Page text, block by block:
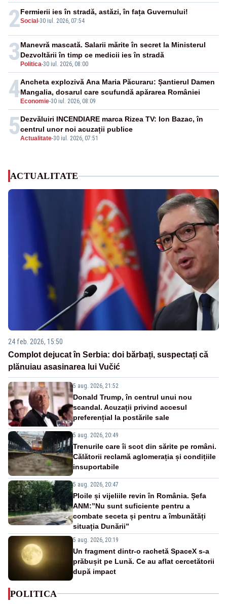
2Social -30 iul. 2026, 07:54
Fermierii ies în stradă, astăzi, în fața Guvernului!
3 Politica-30 iul. 2026, 08:00
Manevră mascată. Salarii mărite în secret la Ministerul
Dezvoltării în timp ce medicii ies în stradă
4 Economie-30 iul. 2026, 08:09
Ancheta explozivă Ana Maria Păcuraru: Șantierul Damen
Mangalia, dosarul care scufundă apărarea României
5Actualitate-30 iul. 2026, 07:51
Dezvăluiri INCENDIARE marca Rizea TV: Ion Bazac, în
centrul unor noi acuzații publice
ACTUALITATE
24 feb. 2026, 15:50
Complot dejucat în Serbia: doi bărbați, suspectați că
plănuiau asasinarea lui Vučić
5 aug. 2026, 21:52
Donald Trump, în centrul unui nou
scandal. Acuzații privind accesul
preferențial la postările sale
5 aug. 2026, 20:49
Trenurile care îi scot din sărite pe români.
Călătorii reclamă aglomerația și condițiile
insuportabile
5 aug. 2026, 20:47
Ploile și vijeliile revin în România. Șefa
ANM:”Nu sunt suficiente pentru a
combate seceta și pentru a îmbunătăți
situația Dunării”
5 aug. 2026, 20:19
Un fragment dintr-o rachetă SpaceX s-a
prăbușit pe Lună. Ce au aflat cercetătorii
după impact
POLITICA